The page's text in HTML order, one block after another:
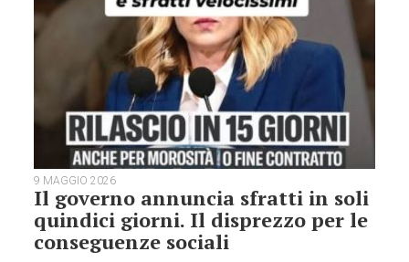
9 MAGGIO 2026
Il governo annuncia sfratti in soli
quindici giorni. Il disprezzo per le
conseguenze sociali